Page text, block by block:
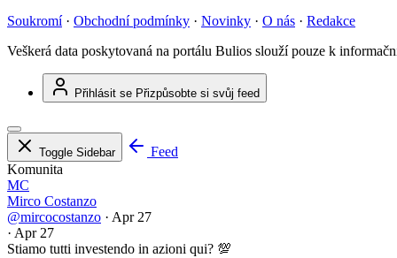
Soukromí · Obchodní podmínky · Novinky · O nás · Redakce
Veškerá data poskytovaná na portálu Bulios slouží pouze k
Přihlásit se Přizpůsobte si svůj feed
Toggle Sidebar
Feed
Komunita
MC
Mirco Costanzo
@mircocostanzo · Apr 27
· Apr 27
Stiamo tutti investendo in azioni qui? 💯